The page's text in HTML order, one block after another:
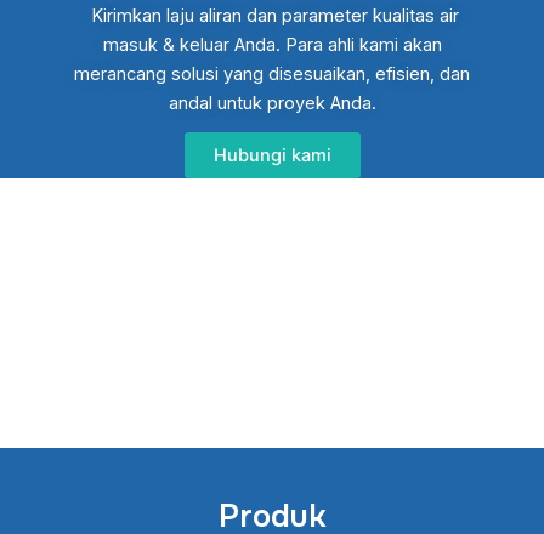
Kirimkan laju aliran dan parameter kualitas air
masuk & keluar Anda. Para ahli kami akan
merancang solusi yang disesuaikan, efisien, dan
andal untuk proyek Anda.
Hubungi kami
Produk